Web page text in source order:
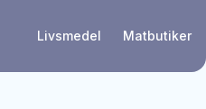
Livsmedel Matbutiker